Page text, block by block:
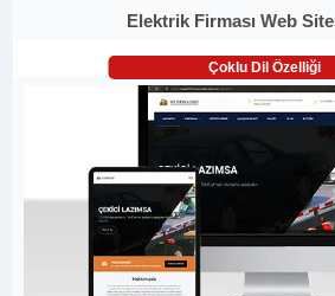
Elektrik Firması Web
Çoklu Dil Özelliği